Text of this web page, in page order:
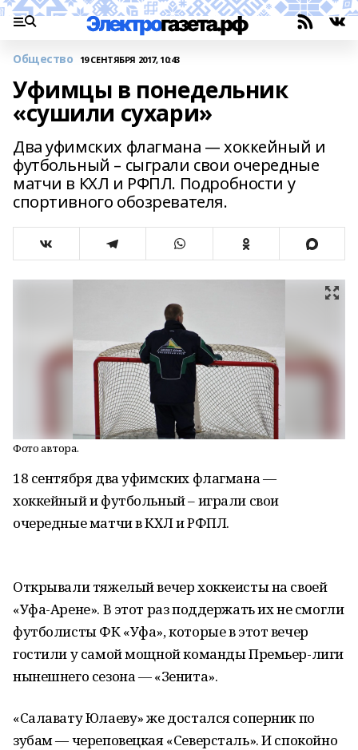
Общество 19 СЕНТЯБРЯ 2017, 10:43
Уфимцы в понедельник
«сушили сухари»
Два уфимских флагмана — хоккейный и
футбольный – сыграли свои очередные
матчи в КХЛ и РФПЛ. Подробности у
спортивного обозревателя.
Фото автора.
18 сентября два уфимских флагмана —
хоккейный и футбольный – играли свои
очередные матчи в КХЛ и РФПЛ.
Открывали тяжелый вечер хоккеисты на своей
«Уфа-Арене». В этот раз поддержать их не смогли
футболисты ФК «Уфа», которые в этот вечер
гостили у самой мощной команды Премьер-лиги
нынешнего сезона — «Зенита».
«Салавату Юлаеву» же достался соперник по
зубам — череповецкая «Северсталь». И спокойно